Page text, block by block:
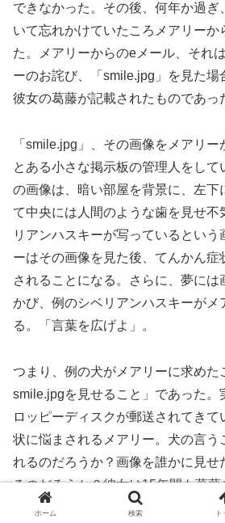
できなかった。その後、何年か過ぎ
いて忘れかけていたころメアリーか
た。メアリーからのeメール、それ
ーのお詫び、「smile.jpg」を見た場
彼女の葛藤が記載されたものであっ
「smile.jpg」、その画像をメアリー
とある小さな掲示板の管理人をして
の画像は、暗い部屋を背景に、左下
て中央には人間のような歯を見せ不
リアンハスキーが写っているという
ーはその画像を見た後、てんかん症
されることになる。さらに、夢に
かび、例のシベリアンハスキーがメ
る。「言葉を広げよ」。
つまり、例の犬がメアリーに求めた
smile.jpgを見せること」であった。
ロッピーディスクが郵送されてきて
状に悩まされるメアリー。犬の言う
れるのだろうか？画像を誰かに見せ
るのだろうか？彼女は15年間も葛
そして、Ｌとのインタビューの日、
ホーム 検索